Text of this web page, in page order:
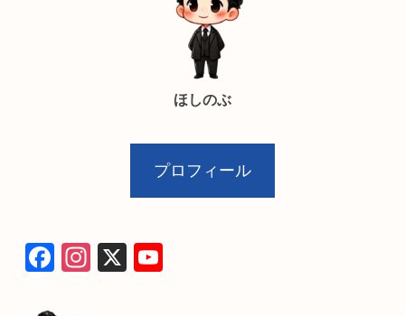
ほしのぶ
プロフィール
F
In
X